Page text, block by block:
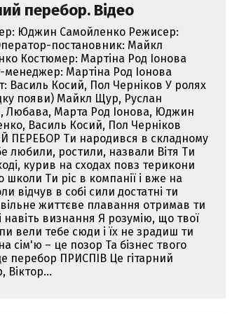
перебор. Відео
Юджин Самойленко Режисер:
постановник: Майкл
Костюмер: Мартіна Род Іонова
менеджер: Мартіна Род Іонова
Василь Косий, Пол Черніков У ролях
появи) Майкл Щур, Руслан
Любава, Марта Род Іонова, Юджин
Василь Косий, Пол Черніков
ПЕРЕБОР Ти народився в складному
любили, ростили, назвали Вітя Ти
курив на сходах повз терикони
школи Ти ріс в компанії і вже на
відчув в собі сили достатні ти
життєве плавання отримав ти
навіть визнання Я розумію, що твої
вели тебе сюди і їх не зрадиш ти
сім'ю – це позор Та бізнес твого
перебор ПРИСПІВ Це гітарний
Віктор...